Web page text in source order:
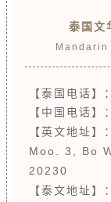
泰国文
Mandarin
【泰国电话
【中国电话
【英文地址】：
Moo. 3, Bo
20230
【泰文地址】：